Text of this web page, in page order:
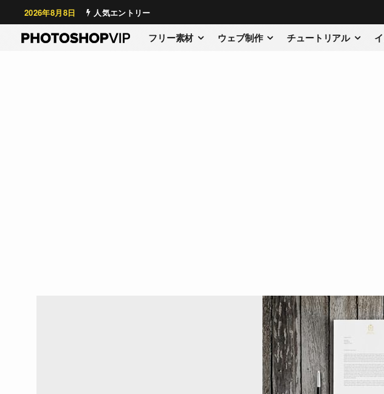
2026年8月8日 人気エントリー
フリー素材 ウェブ制作 チュートリアル